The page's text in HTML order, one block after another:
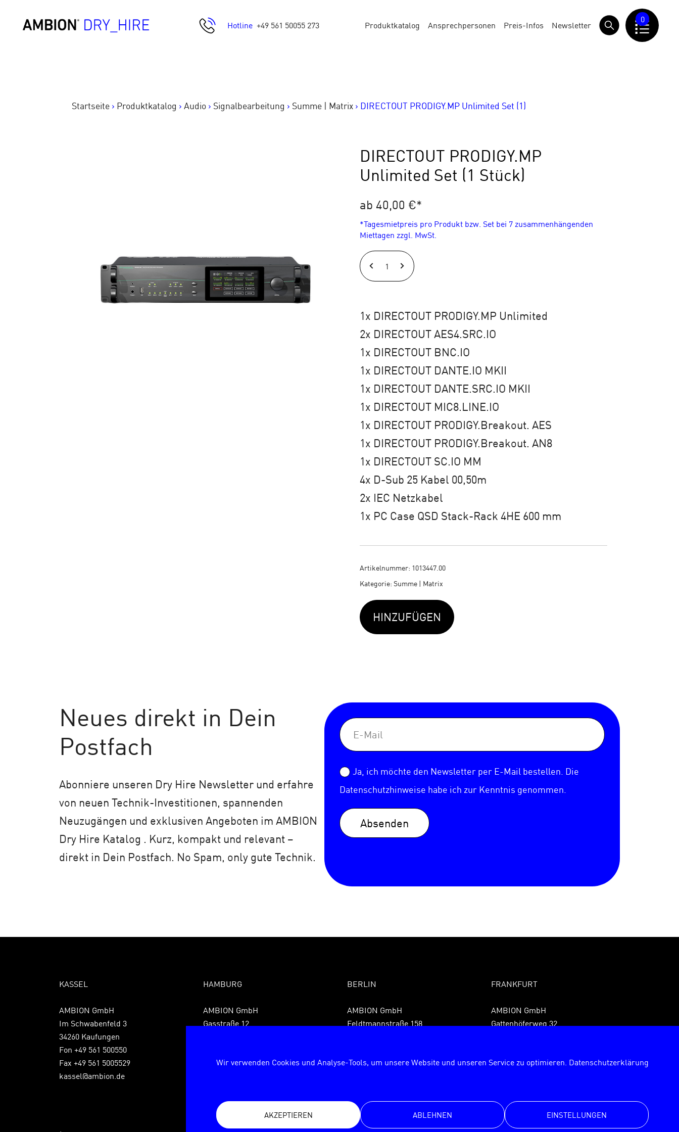
Wir verwenden Cookies und Analyse-Tools, um unsere Website und unseren Service zu optimieren. Datenschutzerklärung
AKZEPTIEREN ABLEHNEN EINSTELLUNGEN
Hotline+49 561 50055 273 Produktkatalog Ansprechpersonen Preis-Infos Newsletter
0
Startseite > Produktkatalog > Audio > Signalbearbeitung > Summe | Matrix > DIRECTOUT PRODIGY.MP Unlimited Set (1)
DIRECTOUT PRODIGY.MP
Unlimited Set (1 Stück)
ab 40,00 €*
*Tagesmietpreis pro Produkt bzw. Set bei 7 zusammenhängenden
Miettagen zzgl. MwSt.
DIRECTOUT
PRODIGY.MP
Set
(1)
Menge
1x DIRECTOUT PRODIGY.MP Unlimited
2x DIRECTOUT AES4.SRC.IO
1x DIRECTOUT BNC.IO
1x DIRECTOUT DANTE.IO MKII
1x DIRECTOUT DANTE.SRC.IO MKII
1x DIRECTOUT MIC8.LINE.IO
1x DIRECTOUT PRODIGY.Breakout. AES
1x DIRECTOUT PRODIGY.Breakout. AN8
1x DIRECTOUT SC.IO MM
4x D-Sub 25 Kabel 00,50m
2x IEC Netzkabel
1x PC Case QSD Stack-Rack 4HE 600 mm
Artikelnummer: 1013447.00
Kategorie: Summe | Matrix
HINZUFÜGEN
Neues direkt in Dein
Postfach
Abonniere unseren Dry Hire Newsletter und erfahre
von neuen Technik-Investitionen, spannenden
Neuzugängen und exklusiven Angeboten im AMBION
Dry Hire Katalog . Kurz, kompakt und relevant –
direkt in Dein Postfach. No Spam, only gute Technik.
Ja, ich möchte den Newsletter per E-Mail bestellen. Die
Datenschutzhinweise habe ich zur Kenntnis genommen.
Absenden
KASSEL
AMBION GmbH
Im Schwabenfeld 3
34260 Kaufungen
Fon +49 561 500550
Fax +49 561 5005529
kassel@ambion.de
HAMBURG
AMBION GmbH
Gasstraße 12
Fax +49 40 8550758599
BERLIN
AMBION GmbH
Feldtmannstraße 158
Fax +49 30 726278429
FRANKFURT
AMBION GmbH
Gattenhöferweg 32
Fax +49 6171 9891529